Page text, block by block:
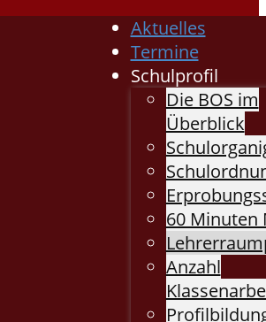
Aktuelles
Termine
Schulprofil
Die BOS im
Überblick
60 Minuten
Anzahl